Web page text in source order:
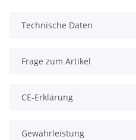
Technische Daten
Frage zum Artikel
CE-Erklärung
Gewährleistung